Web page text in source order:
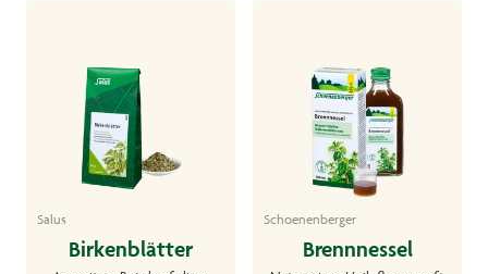
Salus
Birkenblätter
Schoenenberger
Brennnessel